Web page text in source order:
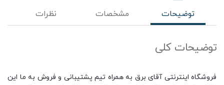
توضیحات مشخصات نظرات
توضیحات کلی
فروشگاه اینترنتی آقای برق به همراه تیم پشتیبانی و فروش به ما این